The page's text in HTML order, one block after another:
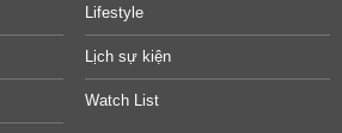
Lifestyle
Lịch sự kiện
Watch List